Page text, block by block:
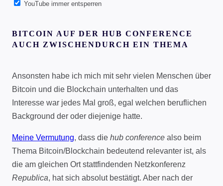
YouTube immer entsperren
BITCOIN AUF DER HUB CONFERENCE
AUCH ZWISCHENDURCH EIN THEMA
Ansonsten habe ich mich mit sehr vielen Menschen über
Bitcoin und die Blockchain unterhalten und das
Interesse war jedes Mal groß, egal welchen beruflichen
Background der oder diejenige hatte.
Meine Vermutung, dass die hub conference also beim
Thema Bitcoin/Blockchain bedeutend relevanter ist, als
die am gleichen Ort stattfindenden Netzkonferenz
Republica, hat sich absolut bestätigt. Aber nach der